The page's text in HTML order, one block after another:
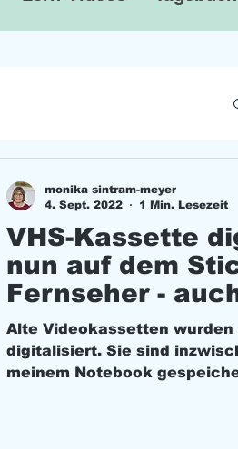
VHS-Kassette
nun auf dem
Fernseher -
Notebook
Alte Videokassetten wurden
digitalisiert. Sie sind
meinem Notebook
monika sintram-meyer
4. Sept. 2022
1 Min. Lesezeit